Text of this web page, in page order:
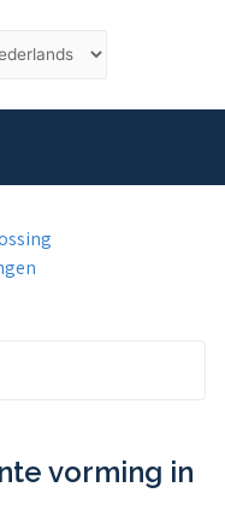
vorming in